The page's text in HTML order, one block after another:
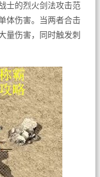
士的烈火剑法攻击范
体伤害。当两者合击
量伤害，同时触发刺